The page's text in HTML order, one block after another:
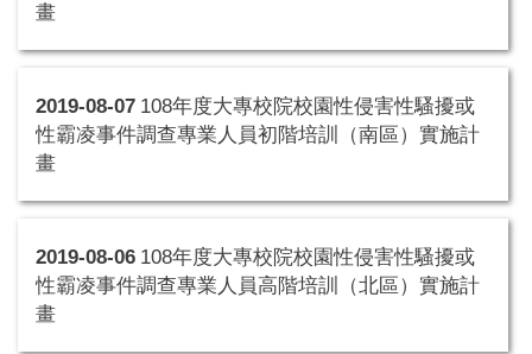
畫
2019-08-07 108年度大專校院校園性侵害性騷擾或
性霸凌事件調查專業人員初階培訓（南區）實施計
畫
2019-08-06 108年度大專校院校園性侵害性騷擾或
性霸凌事件調查專業人員高階培訓（北區）實施計
畫